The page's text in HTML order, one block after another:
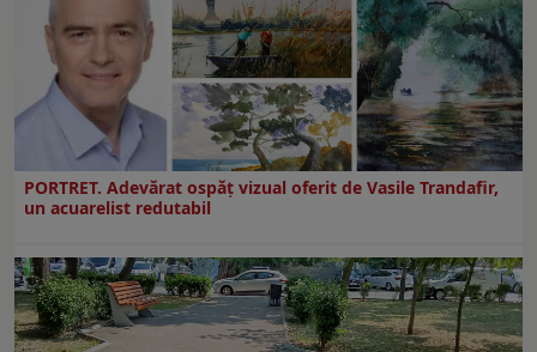
PORTRET. Adevărat ospăț vizual oferit de Vasile Trandafir,
un acuarelist redutabil